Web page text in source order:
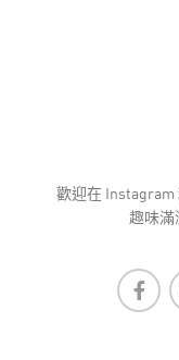
歡迎在 Instagram
趣味滿